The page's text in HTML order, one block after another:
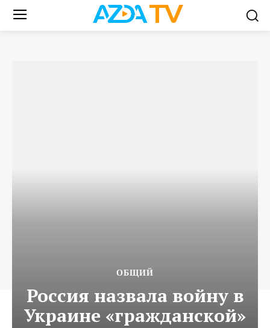
ОБЩИЙ
Россия назвала войну в
Украине «гражданской»